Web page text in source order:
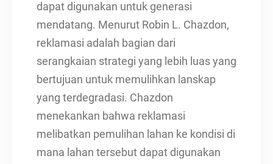
dapat digunakan untuk generasi
mendatang. Menurut Robin L. Chazdon,
reklamasi adalah bagian dari
serangkaian strategi yang lebih luas yang
bertujuan untuk memulihkan lanskap
yang terdegradasi. Chazdon
menekankan bahwa reklamasi
melibatkan pemulihan lahan ke kondisi di
mana lahan tersebut dapat digunakan